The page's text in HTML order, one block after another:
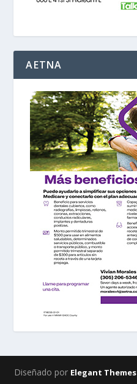
AETNA
Diseñado por Elegant Themes